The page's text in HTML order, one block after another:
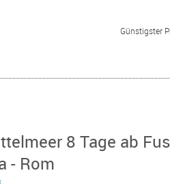
Günstigster
8 Tage ab
- Rom